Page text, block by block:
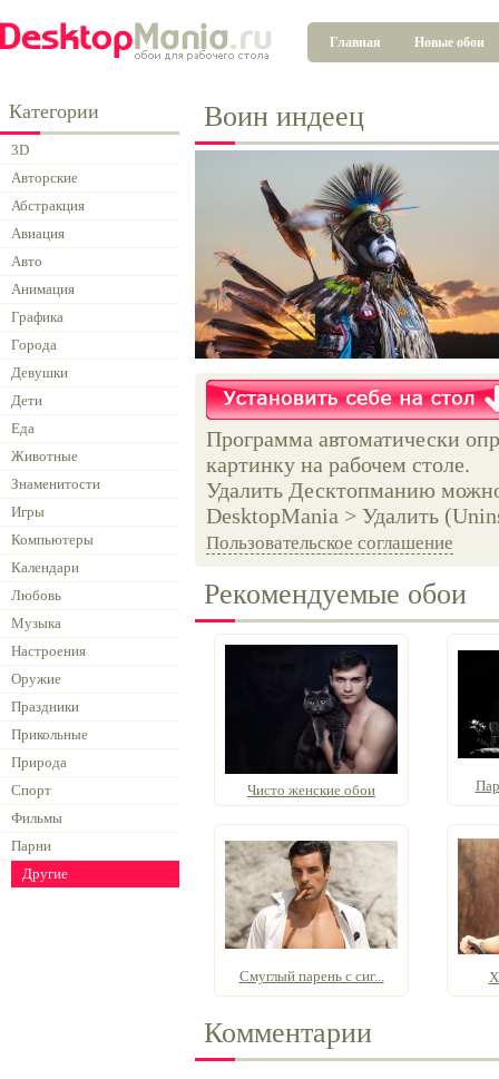
Главная Новые обои
Категории
3D
Авторские
Абстракция
Авиация
Авто
Анимация
Графика
Города
Девушки
Дети
Еда
Животные
Знаменитости
Игры
Компьютеры
Календари
Любовь
Музыка
Настроения
Оружие
Праздники
Прикольные
Природа
Спорт
Фильмы
Парни
Другие
Воин индеец
Программа автоматически
картинку на рабочем столе.
Удалить Десктопманию
DesktopMania > Удалить
Пользовательское соглашение
Рекомендуемые обои
Чисто женские обои
Смуглый парень с сиг...
Комментарии